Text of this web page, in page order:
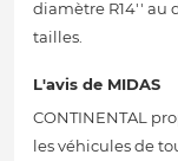
diamètre R14'' au
tailles.
L'avis de MIDAS
CONTINENTAL
les véhicules de